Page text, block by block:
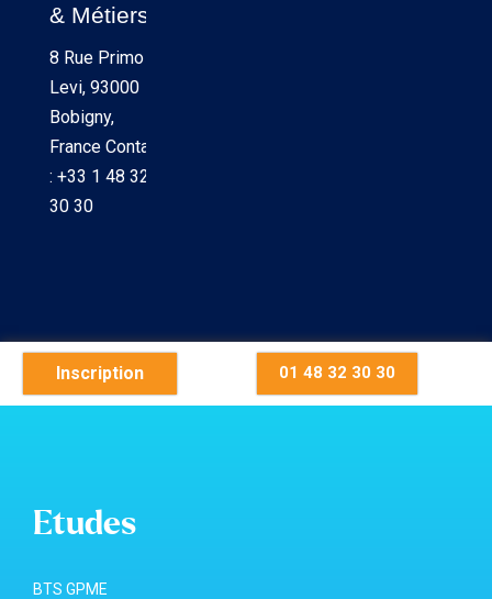
& Métiers
8 Rue Primo
Levi, 93000
Bobigny,
France Contact
: +33 1 48 32
30 30
Inscription 01 48 32 30 30
Etudes
BTS GPME